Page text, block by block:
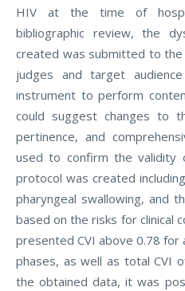
HIV at the time of
bibliographic review, the
created was submitted to
judges and target
instrument to perform
could suggest changes to
pertinence, and
used to confirm the validity
protocol was created
pharyngeal swallowing, and
based on the risks for clinical
presented CVI above 0.78
phases, as well as total CVI
the obtained data, it was